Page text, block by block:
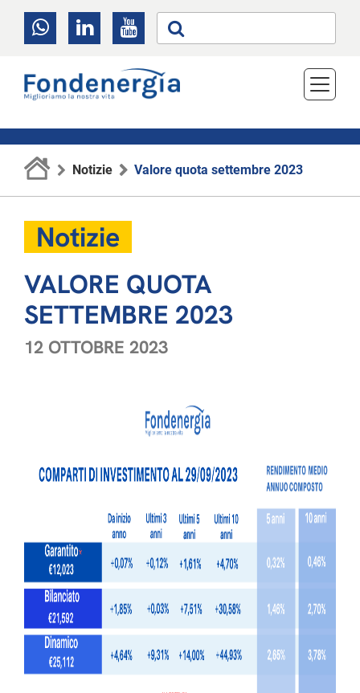
Notizie Valore quota settembre 2023
Notizie
VALORE QUOTA
SETTEMBRE 2023
12 OTTOBRE 2023